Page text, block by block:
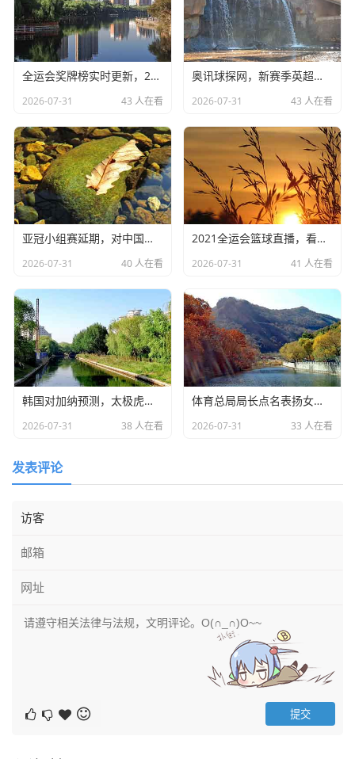
这种情况：主力队员明明已经在场上气喘吁吁、动作变形
了，蔡导还是视而不见，非要坚持到最后一刻，李盈莹经常
是累得直不起腰，还得在那儿咬牙硬顶，这种“七仙女”打法
（首发七人打满全场），在现代排球里真的太吃亏了。
现代排球讲究的是“高快结合”、“全员排球”，你看塞尔维亚、
家有替补接应顶上；瓦尔加斯状态不好，人家有其他攻击
手，咱们呢？除了李盈莹，谁能站出来分担得分压力？
这就是我对2025年世锦赛最大的担忧,如果巴黎奥运会蔡斌还
是不锻炼新人，不尝试不同的战术组合，那到了泰国世锦
赛，一旦主力受伤或者被对手摸透，咱们连变招的余地都没
有。
世界格局：群雄逐鹿，列强环伺
咱们再把目光转向国际排坛,现在的世界女排，早就不是咱们
一家独大，或者中塞争霸的时代了。
土耳其女排
现在是世界第一，瓦尔加斯那个“暴力接应”简直
塞尔维亚女排
尔维亚就是夺冠大热门，那种关键时刻“把球给我，我带走比
非常强悍，拦网像长城一样。
美国女排
，加比这支队伍韧性十足，打不死的小强。
面对这些对手,中国女排在2025年世锦赛的处境可以说是“前
有狼后有虎”，咱们现在的技术体系是“快速多变”，但说实
话，咱们的“快”有时候快不起来，反而变成了“乱”；“变”也变
全运会奖牌榜实时更新，2025前瞻与备战
2026-07-31 43 人在看
奥讯球探网，新赛季英超风云变幻
2026-07-31 43 人在看
亚冠小组赛延期，对中国足球意味着什么？
2026-07-31 40 人在看
2021全运会篮球直播，看懂中国篮球未来
2026-07-31 41 人在看
韩国对加纳预测，太极虎能否力克非洲之星？
2026-07-31 38 人在看
体育总局局长点名表扬女足，精神可嘉但路在何方？
2026-07-31 33 人在看
发表评论